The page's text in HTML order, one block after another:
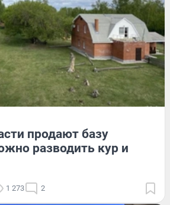
продают базу
разводить кур и
1 273 2